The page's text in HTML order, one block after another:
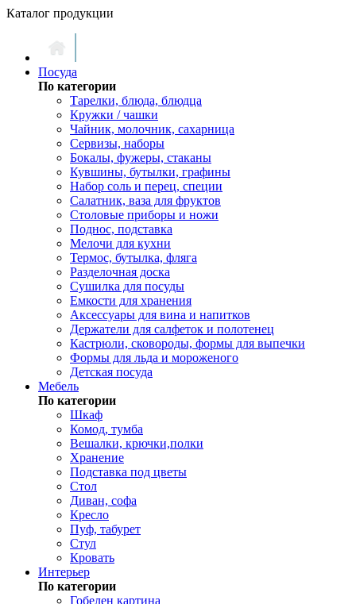
Каталог продукции
Посуда
По категории
Тарелки, блюда, блюдца
Кружки / чашки
Чайник, молочник, сахарница
Сервизы, наборы
Бокалы, фужеры, стаканы
Кувшины, бутылки, графины
Набор соль и перец, специи
Салатник, ваза для фруктов
Столовые приборы и ножи
Поднос, подставка
Мелочи для кухни
Термос, бутылка, фляга
Разделочная доска
Сушилка для посуды
Емкости для хранения
Аксессуары для вина и напитков
Держатели для салфеток и полотенец
Кастрюли, сковороды, формы для выпечки
Формы для льда и мороженого
Детская посуда
Мебель
По категории
Шкаф
Комод, тумба
Вешалки, крючки,полки
Хранение
Подставка под цветы
Стол
Диван, софа
Кресло
Пуф, табурет
Стул
Кровать
Интерьер
По категории
Гобелен картина